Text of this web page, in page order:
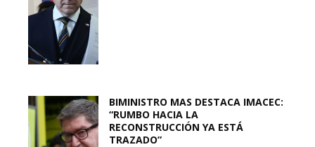
BIMINISTRO MAS DESTACA IMACEC:
“RUMBO HACIA LA
RECONSTRUCCIÓN YA ESTÁ
TRAZADO”